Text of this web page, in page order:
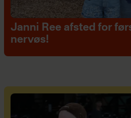
Janni Ree afsted for
nervøs!